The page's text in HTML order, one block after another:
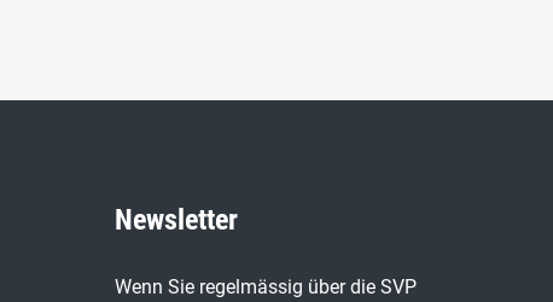
Newsletter
Wenn Sie regelmässig über die SVP